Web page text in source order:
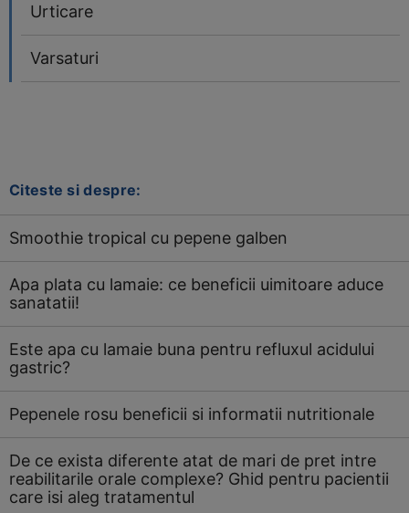
Urticare
Varsaturi
Citeste si despre:
Smoothie tropical cu pepene galben
Apa plata cu lamaie: ce beneficii uimitoare aduce
sanatatii!
Este apa cu lamaie buna pentru refluxul acidului
gastric?
Pepenele rosu beneficii si informatii nutritionale
De ce exista diferente atat de mari de pret intre
reabilitarile orale complexe? Ghid pentru pacientii
care isi aleg tratamentul